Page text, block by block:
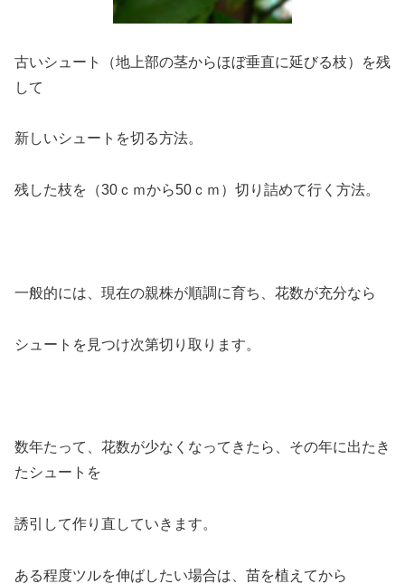
古いシュート（地上部の茎からほぼ垂直に延びる枝）を残
して
新しいシュートを切る方法。
残した枝を（30ｃｍから50ｃｍ）切り詰めて行く方法。
一般的には、現在の親株が順調に育ち、花数が充分なら
シュートを見つけ次第切り取ります。
数年たって、花数が少なくなってきたら、その年に出たき
たシュートを
誘引して作り直していきます。
ある程度ツルを伸ばしたい場合は、苗を植えてから